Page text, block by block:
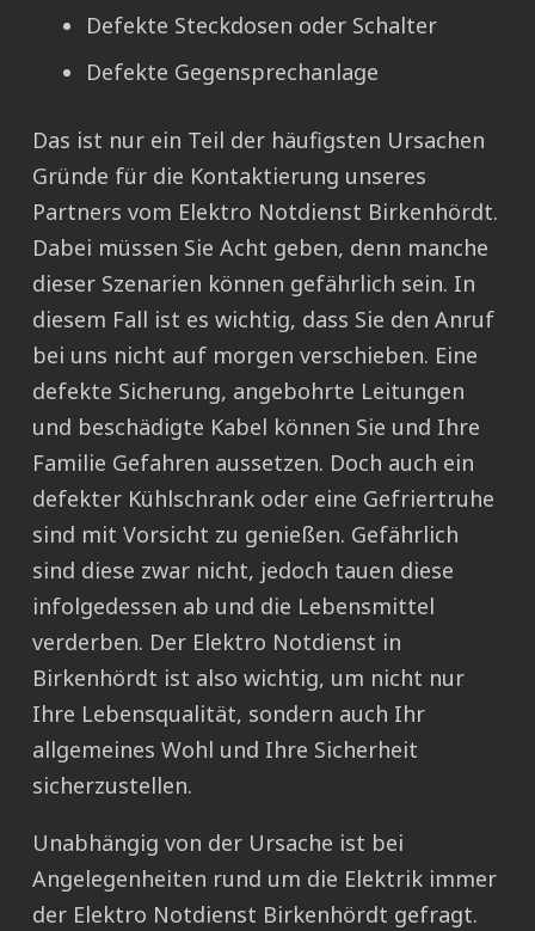
Defekte Steckdosen oder Schalter
Defekte Gegensprechanlage
Das ist nur ein Teil der häufigsten Ursachen
Gründe für die Kontaktierung unseres
Partners vom Elektro Notdienst Birkenhördt.
Dabei müssen Sie Acht geben, denn manche
dieser Szenarien können gefährlich sein. In
diesem Fall ist es wichtig, dass Sie den Anruf
bei uns nicht auf morgen verschieben. Eine
defekte Sicherung, angebohrte Leitungen
und beschädigte Kabel können Sie und Ihre
Familie Gefahren aussetzen. Doch auch ein
defekter Kühlschrank oder eine Gefriertruhe
sind mit Vorsicht zu genießen. Gefährlich
sind diese zwar nicht, jedoch tauen diese
infolgedessen ab und die Lebensmittel
verderben. Der Elektro Notdienst in
Birkenhördt ist also wichtig, um nicht nur
Ihre Lebensqualität, sondern auch Ihr
allgemeines Wohl und Ihre Sicherheit
sicherzustellen.
Unabhängig von der Ursache ist bei
Angelegenheiten rund um die Elektrik immer
der Elektro Notdienst Birkenhördt gefragt.